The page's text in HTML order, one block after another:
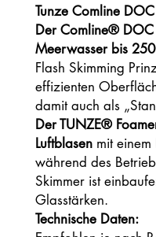
Tunze Comline
Der Comline® DOC
Meerwasser bis
Flash Skimming
effizienten
damit auch als
Der TUNZE®
Luftblasen mit
während des
Skimmer ist
Glasstärken.
Technische Daten: